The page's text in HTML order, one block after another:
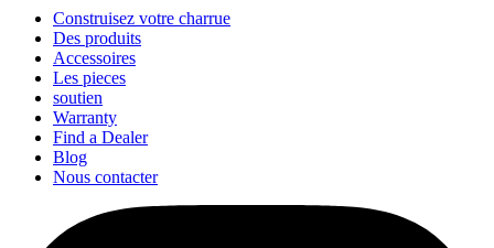
Construisez votre charrue
Des produits
Accessoires
Les pieces
soutien
Warranty
Find a Dealer
Blog
Nous contacter